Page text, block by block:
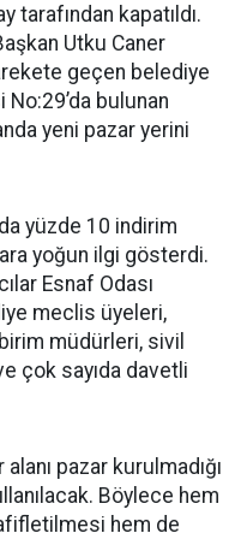
tarafından kapatıldı.
Utku Caner
geçen belediye
bulunan
yeni pazar yerini
yüzde 10 indirim
yoğun ilgi gösterdi.
Esnaf Odası
meclis üyeleri,
müdürleri, sivil
çok sayıda davetli
pazar kurulmadığı
Böylece hem
hem de